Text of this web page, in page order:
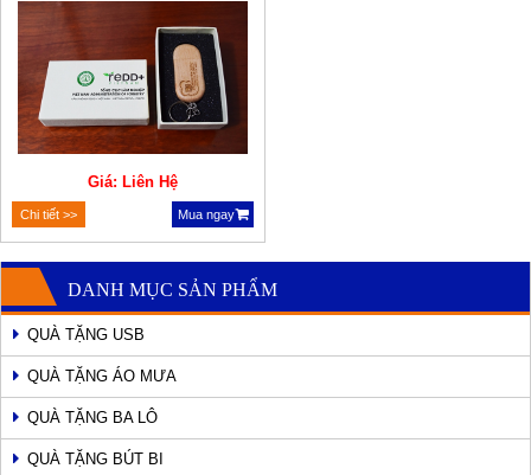
Giá: Liên Hệ
Chi tiết >> Mua ngay
DANH MỤC SẢN PHẨM
QUÀ TẶNG USB
QUÀ TẶNG ÁO MƯA
QUÀ TẶNG BA LÔ
QUÀ TẶNG BÚT BI